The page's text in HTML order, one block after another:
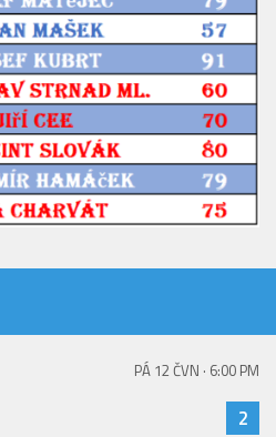
PÁ 12 ČVN · 6:00 PM
2